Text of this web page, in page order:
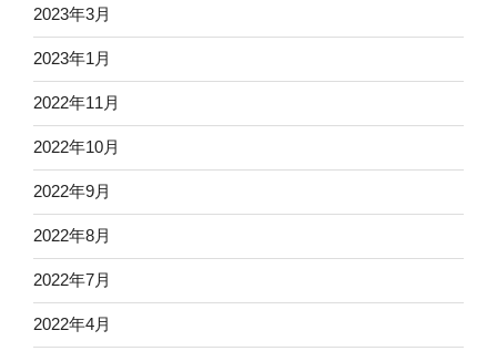
2023年3月
2023年1月
2022年11月
2022年10月
2022年9月
2022年8月
2022年7月
2022年4月